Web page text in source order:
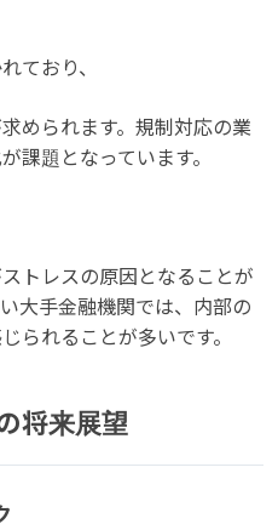
ており、
められます。規制対応の業
課題となっています。
トレスの原因となることが
大手金融機関では、内部の
られることが多いです。
将来展望